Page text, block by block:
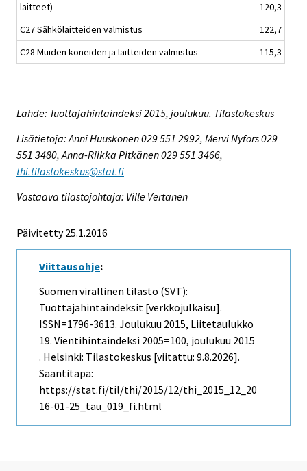
laitteet)
120,3
C27 Sähkölaitteiden valmistus
122,7
C28 Muiden koneiden ja laitteiden valmistus
115,3
Lähde: Tuottajahintaindeksi 2015, joulukuu. Tilastokeskus
Lisätietoja: Anni Huuskonen 029 551 2992, Mervi Nyfors 029
551 3480, Anna-Riikka Pitkänen 029 551 3466,
thi.tilastokeskus@stat.fi
Vastaava tilastojohtaja: Ville Vertanen
Päivitetty 25.1.2016
Viittausohje:
Suomen virallinen tilasto (SVT):
Tuottajahintaindeksit [verkkojulkaisu].
ISSN=1796-3613. Joulukuu 2015, Liitetaulukko
19. Vientihintaindeksi 2005=100, joulukuu 2015
. Helsinki: Tilastokeskus [viitattu: 9.8.2026].
Saantitapa:
https://stat.fi/til/thi/2015/12/thi_2015_12_20
16-01-25_tau_019_fi.html